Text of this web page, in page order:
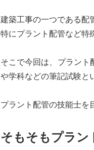
建築工事の一つである配
特にプラント配管など特
そこで今回は、プラント
や学科などの筆記試験と
プラント配管の技能士を
そもそもプラン